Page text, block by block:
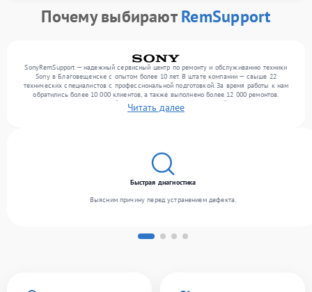
Почему выбираютRemSupport
SonyRemSupport — надежный сервисный центр по ремонту и обслуживанию техники
Sony в Благовещенске с опытом более 10 лет. В штате компании — свыше 22
технических специалистов с профессиональной подготовкой. За время работы к нам
обратились более 10 000 клиентов, а также выполнено более 12 000 ремонтов.
Ежемесячно в сервисный центр поступает более 300 устройств, включая , ,
оргтехнику. Мы беремся за задачи любой сложности и гарантируем высокое качество
Читать далее
Быстрая диагностика
Выясним причину перед устранением дефекта.